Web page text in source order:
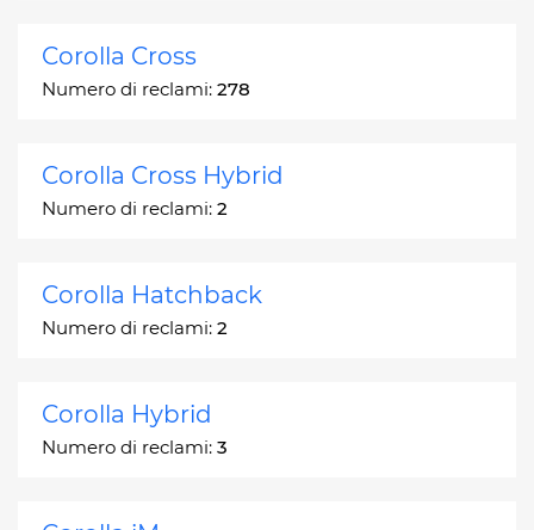
Corolla Cross
Numero di reclami: 278
Corolla Cross Hybrid
Numero di reclami: 2
Corolla Hatchback
Numero di reclami: 2
Corolla Hybrid
Numero di reclami: 3